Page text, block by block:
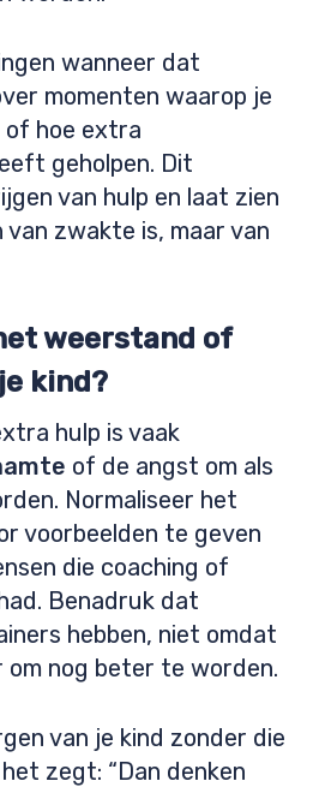
wanneer dat
momenten waarop je
of hoe extra
geholpen. Dit
van hulp en laat zien
zwakte is, maar van
weerstand of
kind?
hulp is vaak
of de angst om als
Normaliseer het
voorbeelden te geven
die coaching of
Benadruk dat
hebben, niet omdat
om nog beter te worden.
van je kind zonder die
zegt: “Dan denken